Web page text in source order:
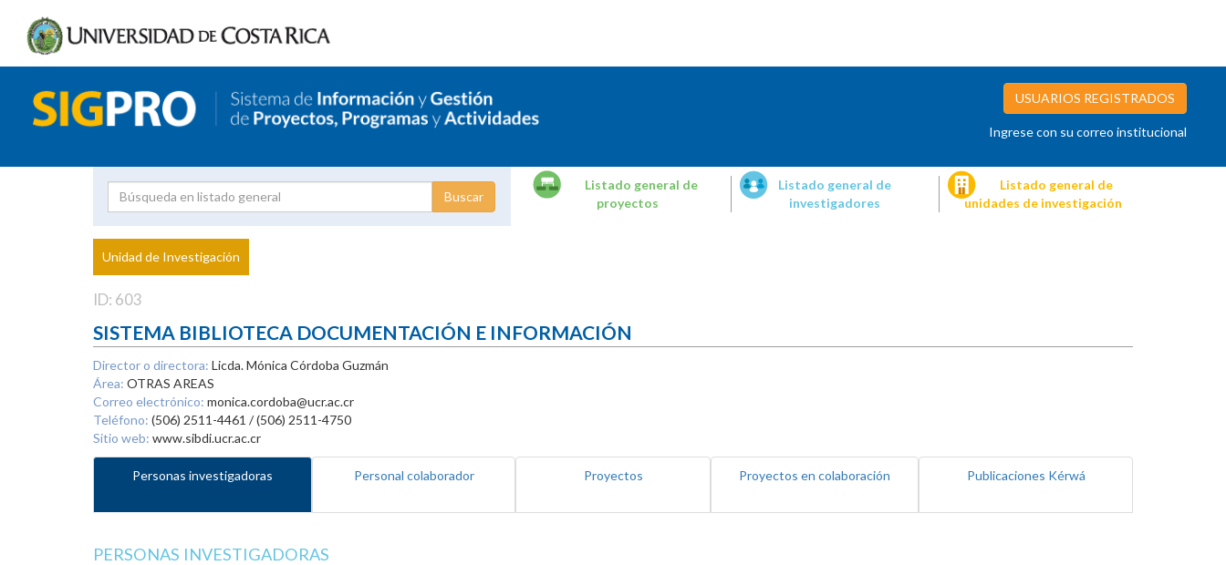
USUARIOS REGISTRADOS
Ingrese con su correo institucional
Proyecto
Investigador
Listado general de
proyectos
Listado general de
investigadores
Listado general de
unidades de investigación
Unidad de Investigación
ID: 603
SISTEMA BIBLIOTECA DOCUMENTACIÓN E INFORMACIÓN
Director o directora: Licda. Mónica Córdoba Guzmán
Área: OTRAS AREAS
Correo electrónico: monica.cordoba@ucr.ac.cr
Teléfono: (506) 2511-4461 / (506) 2511-4750
Sitio web: www.sibdi.ucr.ac.cr
Personas investigadoras Personal colaborador Proyectos Proyectos en colaboración Publicaciones Kérwá
PERSONAS INVESTIGADORAS